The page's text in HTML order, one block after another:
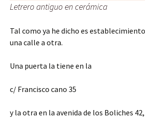
Letrero antiguo en cerámica
Tal como ya he dicho es
una calle a otra.
Una puerta la tiene en la
c/ Francisco cano 35
y la otra en la avenida de los Boliches 42,